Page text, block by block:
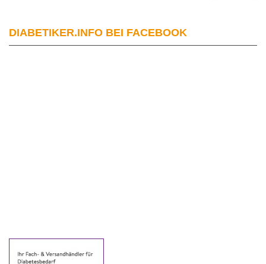
DIABETIKER.INFO BEI FACEBOOK